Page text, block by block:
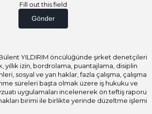
Fill out this field
Gönder
YILDIRIM öncülüğünde şirket denetçileri
yıllık izin, bordrolama, puantajlama, disiplin
sosyal ve yan haklar, fazla çalışma, çalışma
süreleri başta olmak üzere iş hukuku ve
uygulamaları incelenerek ön teftiş raporu
birimi ile birlikte yerinde düzeltme işlemi